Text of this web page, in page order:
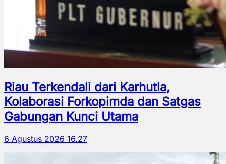
Riau Terkendali dari Karhutla,
Kolaborasi Forkopimda dan Satgas
Gabungan Kunci Utama
6 Agustus 2026 16.27